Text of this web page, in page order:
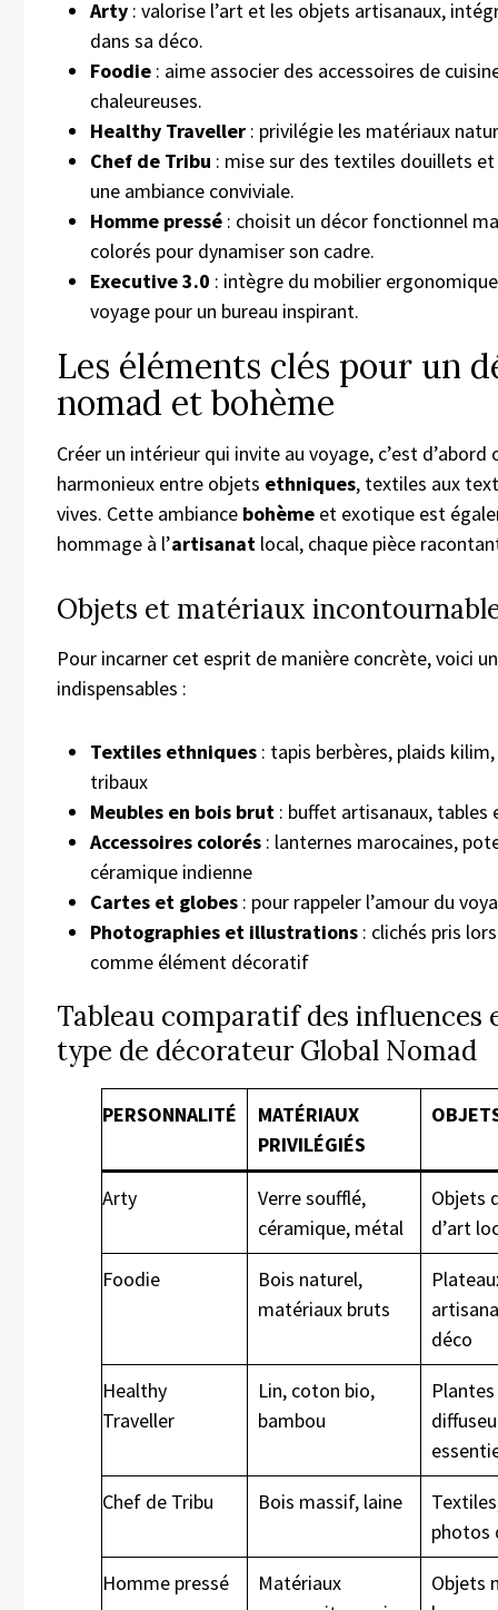
Arty : valorise l’art et les objets artisanaux,
dans sa déco.
Foodie : aime associer des accessoires de
chaleureuses.
Healthy Traveller : privilégie les matériaux
Chef de Tribu : mise sur des textiles douillets
une ambiance conviviale.
Homme pressé : choisit un décor fonctionnel
colorés pour dynamiser son cadre.
Executive 3.0 : intègre du mobilier
voyage pour un bureau inspirant.
Les éléments clés pour un
nomad et bohème
Créer un intérieur qui invite au voyage, c’est
harmonieux entre objets ethniques, textiles aux
vives. Cette ambiance bohème et exotique est
hommage à l’artisanat local, chaque pièce
Objets et matériaux
Pour incarner cet esprit de manière concrète, voici
indispensables :
Textiles ethniques : tapis berbères, plaids
tribaux
Meubles en bois brut : buffet artisanaux, tables
Accessoires colorés : lanternes marocaines,
céramique indienne
Cartes et globes : pour rappeler l’amour du
Photographies et illustrations : clichés pris
comme élément décoratif
Tableau comparatif des influences
type de décorateur Global Nomad
PERSONNALITÉ
MATÉRIAUX
PRIVILÉGIÉS
Arty
Verre soufflé,
céramique, métal
Objets
d’art
Foodie
Bois naturel,
matériaux bruts
déco
Healthy
Traveller
Lin, coton bio,
bambou
Chef de Tribu
Bois massif, laine
photos
Homme pressé
Matériaux
Objets